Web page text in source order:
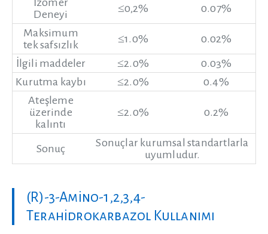
İzomer
Deneyi
≤0,2% 0.07%
Maksimum
tek safsızlık
≤1.0% 0.02%
İlgili maddeler ≤2.0%
0.03%
Kurutma kaybı
≤2.0%
0.4%
Ateşleme
üzerinde
kalıntı
≤2.0% 0.2%
Sonuç
Sonuçlar kurumsal standartlarla
uyumludur.
(R)-3-Amino-1,2,3,4-
Terahidrokarbazol Kullanımı